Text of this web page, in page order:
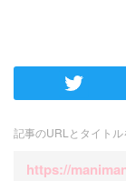
記事のURLとタイトル
https://